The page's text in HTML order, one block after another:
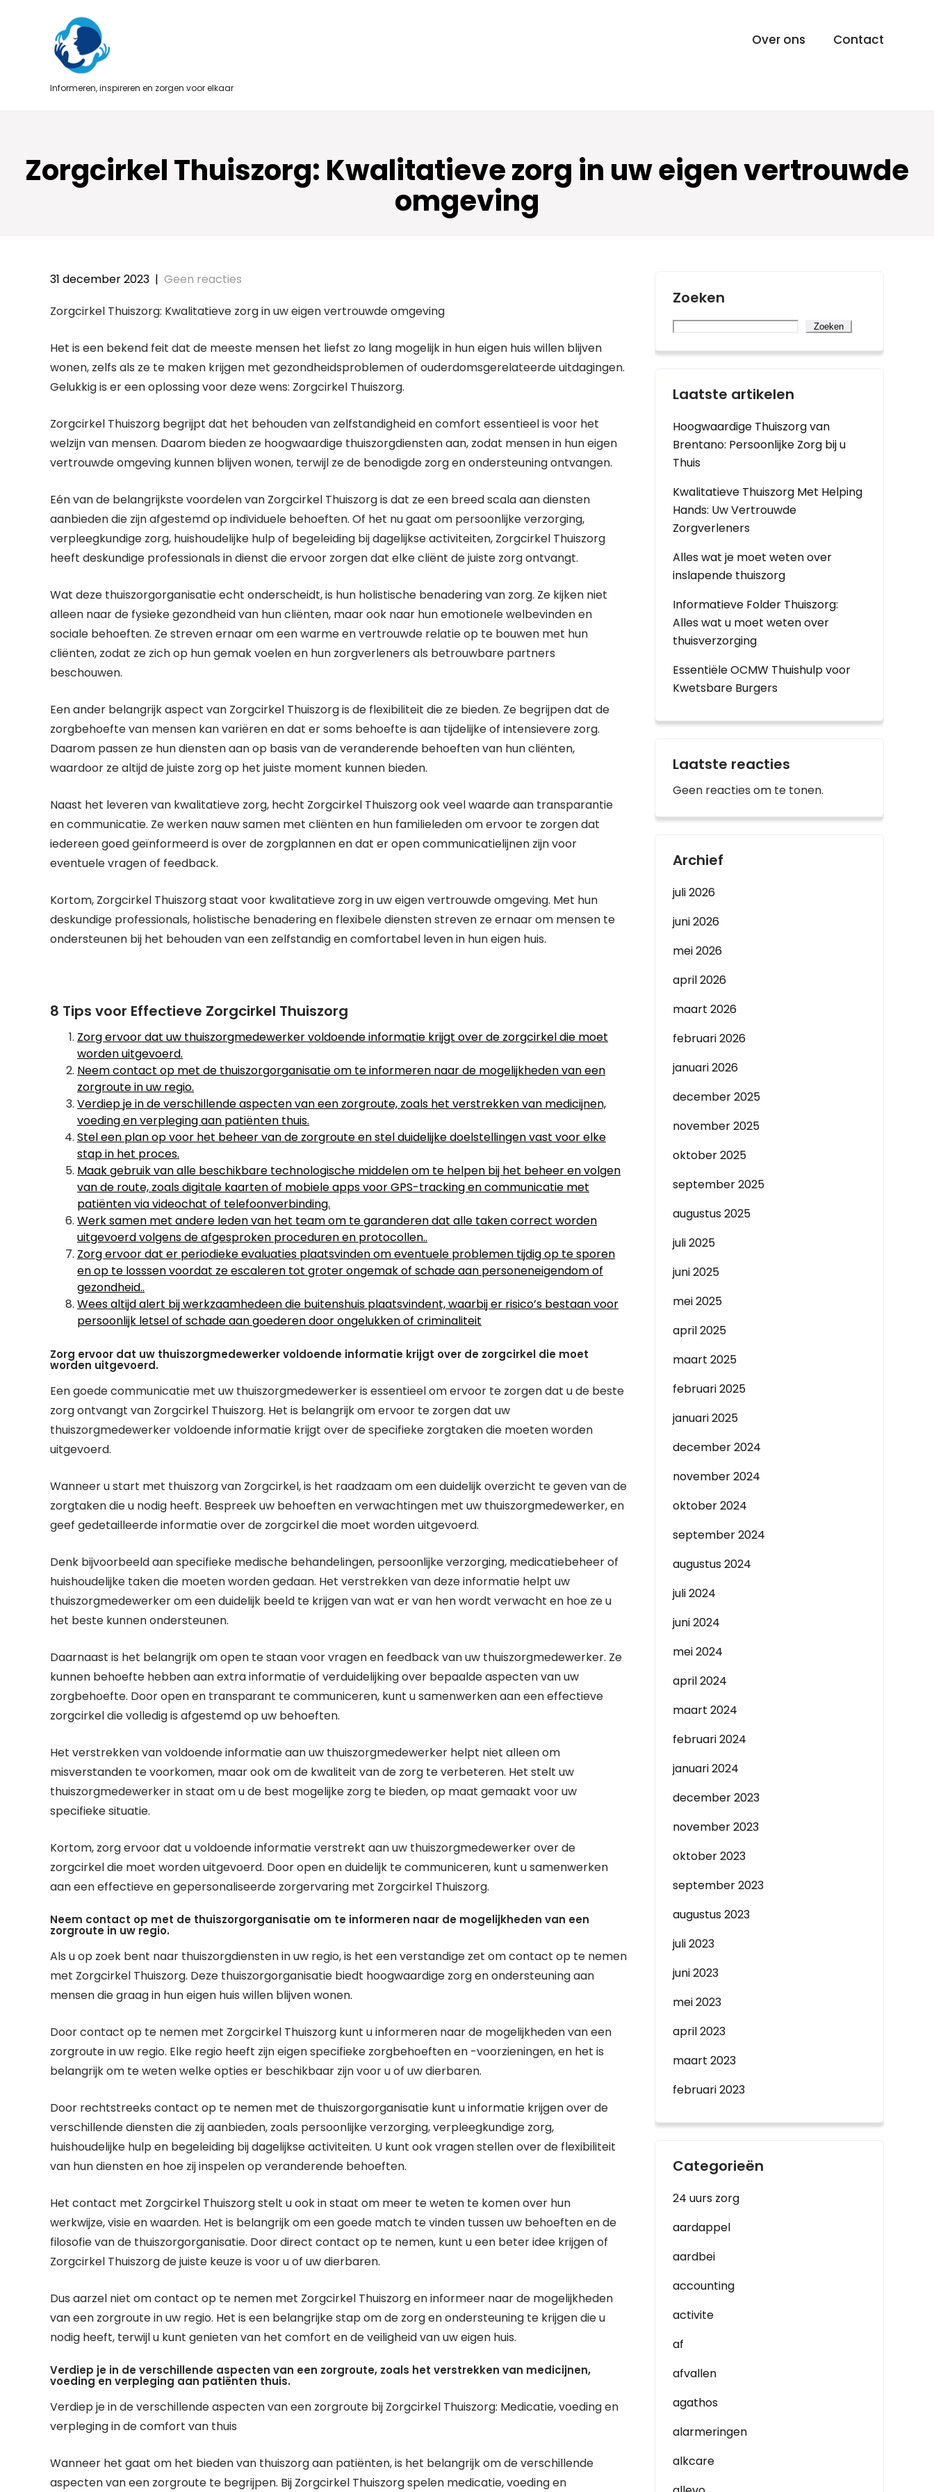
Informeren, inspireren en zorgen voor elkaar
Over ons Contact
Zorgcirkel Thuiszorg: Kwalitatieve zorg in uw eigen vertrouwde
omgeving
31 december 2023 | Geen reacties
Zorgcirkel Thuiszorg: Kwalitatieve zorg in uw eigen vertrouwde omgeving
Het is een bekend feit dat de meeste mensen het liefst zo lang mogelijk in hun eigen huis willen blijven
wonen, zelfs als ze te maken krijgen met gezondheidsproblemen of ouderdomsgerelateerde uitdagingen.
Gelukkig is er een oplossing voor deze wens: Zorgcirkel Thuiszorg.
Zorgcirkel Thuiszorg begrijpt dat het behouden van zelfstandigheid en comfort essentieel is voor het
welzijn van mensen. Daarom bieden ze hoogwaardige thuiszorgdiensten aan, zodat mensen in hun eigen
vertrouwde omgeving kunnen blijven wonen, terwijl ze de benodigde zorg en ondersteuning ontvangen.
Eén van de belangrijkste voordelen van Zorgcirkel Thuiszorg is dat ze een breed scala aan diensten
aanbieden die zijn afgestemd op individuele behoeften. Of het nu gaat om persoonlijke verzorging,
verpleegkundige zorg, huishoudelijke hulp of begeleiding bij dagelijkse activiteiten, Zorgcirkel Thuiszorg
heeft deskundige professionals in dienst die ervoor zorgen dat elke cliënt de juiste zorg ontvangt.
Wat deze thuiszorgorganisatie echt onderscheidt, is hun holistische benadering van zorg. Ze kijken niet
alleen naar de fysieke gezondheid van hun cliënten, maar ook naar hun emotionele welbevinden en
sociale behoeften. Ze streven ernaar om een warme en vertrouwde relatie op te bouwen met hun
cliënten, zodat ze zich op hun gemak voelen en hun zorgverleners als betrouwbare partners
beschouwen.
Een ander belangrijk aspect van Zorgcirkel Thuiszorg is de flexibiliteit die ze bieden. Ze begrijpen dat de
zorgbehoefte van mensen kan variëren en dat er soms behoefte is aan tijdelijke of intensievere zorg.
Daarom passen ze hun diensten aan op basis van de veranderende behoeften van hun cliënten,
waardoor ze altijd de juiste zorg op het juiste moment kunnen bieden.
Naast het leveren van kwalitatieve zorg, hecht Zorgcirkel Thuiszorg ook veel waarde aan transparantie
en communicatie. Ze werken nauw samen met cliënten en hun familieleden om ervoor te zorgen dat
iedereen goed geïnformeerd is over de zorgplannen en dat er open communicatielijnen zijn voor
eventuele vragen of feedback.
Kortom, Zorgcirkel Thuiszorg staat voor kwalitatieve zorg in uw eigen vertrouwde omgeving. Met hun
deskundige professionals, holistische benadering en flexibele diensten streven ze ernaar om mensen te
ondersteunen bij het behouden van een zelfstandig en comfortabel leven in hun eigen huis.
8 Tips voor Effectieve Zorgcirkel Thuiszorg
Zorg ervoor dat uw thuiszorgmedewerker voldoende informatie krijgt over de zorgcirkel die moet
worden uitgevoerd.
Neem contact op met de thuiszorgorganisatie om te informeren naar de mogelijkheden van een
zorgroute in uw regio.
Verdiep je in de verschillende aspecten van een zorgroute, zoals het verstrekken van medicijnen,
voeding en verpleging aan patiënten thuis.
Stel een plan op voor het beheer van de zorgroute en stel duidelijke doelstellingen vast voor elke
stap in het proces.
Maak gebruik van alle beschikbare technologische middelen om te helpen bij het beheer en volgen
van de route, zoals digitale kaarten of mobiele apps voor GPS-tracking en communicatie met
patiënten via videochat of telefoonverbinding.
Werk samen met andere leden van het team om te garanderen dat alle taken correct worden
uitgevoerd volgens de afgesproken proceduren en protocollen..
Zorg ervoor dat er periodieke evaluaties plaatsvinden om eventuele problemen tijdig op te sporen
en op te losssen voordat ze escaleren tot groter ongemak of schade aan personeneigendom of
gezondheid..
Wees altijd alert bij werkzaamhedeen die buitenshuis plaatsvindent, waarbij er risico’s bestaan ​​voor
persoonlijk letsel of schade aan goederen door ongelukken of criminaliteit
Zorg ervoor dat uw thuiszorgmedewerker voldoende informatie krijgt over de zorgcirkel die moet
worden uitgevoerd.
Een goede communicatie met uw thuiszorgmedewerker is essentieel om ervoor te zorgen dat u de beste
zorg ontvangt van Zorgcirkel Thuiszorg. Het is belangrijk om ervoor te zorgen dat uw
thuiszorgmedewerker voldoende informatie krijgt over de specifieke zorgtaken die moeten worden
uitgevoerd.
Wanneer u start met thuiszorg van Zorgcirkel, is het raadzaam om een duidelijk overzicht te geven van de
zorgtaken die u nodig heeft. Bespreek uw behoeften en verwachtingen met uw thuiszorgmedewerker, en
geef gedetailleerde informatie over de zorgcirkel die moet worden uitgevoerd.
Denk bijvoorbeeld aan specifieke medische behandelingen, persoonlijke verzorging, medicatiebeheer of
huishoudelijke taken die moeten worden gedaan. Het verstrekken van deze informatie helpt uw
thuiszorgmedewerker om een duidelijk beeld te krijgen van wat er van hen wordt verwacht en hoe ze u
het beste kunnen ondersteunen.
Daarnaast is het belangrijk om open te staan voor vragen en feedback van uw thuiszorgmedewerker. Ze
kunnen behoefte hebben aan extra informatie of verduidelijking over bepaalde aspecten van uw
zorgbehoefte. Door open en transparant te communiceren, kunt u samenwerken aan een effectieve
zorgcirkel die volledig is afgestemd op uw behoeften.
Het verstrekken van voldoende informatie aan uw thuiszorgmedewerker helpt niet alleen om
misverstanden te voorkomen, maar ook om de kwaliteit van de zorg te verbeteren. Het stelt uw
thuiszorgmedewerker in staat om u de best mogelijke zorg te bieden, op maat gemaakt voor uw
specifieke situatie.
Kortom, zorg ervoor dat u voldoende informatie verstrekt aan uw thuiszorgmedewerker over de
zorgcirkel die moet worden uitgevoerd. Door open en duidelijk te communiceren, kunt u samenwerken
aan een effectieve en gepersonaliseerde zorgervaring met Zorgcirkel Thuiszorg.
Neem contact op met de thuiszorgorganisatie om te informeren naar de mogelijkheden van een
zorgroute in uw regio.
Als u op zoek bent naar thuiszorgdiensten in uw regio, is het een verstandige zet om contact op te nemen
met Zorgcirkel Thuiszorg. Deze thuiszorgorganisatie biedt hoogwaardige zorg en ondersteuning aan
mensen die graag in hun eigen huis willen blijven wonen.
Door contact op te nemen met Zorgcirkel Thuiszorg kunt u informeren naar de mogelijkheden van een
zorgroute in uw regio. Elke regio heeft zijn eigen specifieke zorgbehoeften en -voorzieningen, en het is
belangrijk om te weten welke opties er beschikbaar zijn voor u of uw dierbaren.
Door rechtstreeks contact op te nemen met de thuiszorgorganisatie kunt u informatie krijgen over de
verschillende diensten die zij aanbieden, zoals persoonlijke verzorging, verpleegkundige zorg,
huishoudelijke hulp en begeleiding bij dagelijkse activiteiten. U kunt ook vragen stellen over de flexibiliteit
van hun diensten en hoe zij inspelen op veranderende behoeften.
Het contact met Zorgcirkel Thuiszorg stelt u ook in staat om meer te weten te komen over hun
werkwijze, visie en waarden. Het is belangrijk om een goede match te vinden tussen uw behoeften en de
filosofie van de thuiszorgorganisatie. Door direct contact op te nemen, kunt u een beter idee krijgen of
Zorgcirkel Thuiszorg de juiste keuze is voor u of uw dierbaren.
Dus aarzel niet om contact op te nemen met Zorgcirkel Thuiszorg en informeer naar de mogelijkheden
van een zorgroute in uw regio. Het is een belangrijke stap om de zorg en ondersteuning te krijgen die u
nodig heeft, terwijl u kunt genieten van het comfort en de veiligheid van uw eigen huis.
Verdiep je in de verschillende aspecten van een zorgroute, zoals het verstrekken van medicijnen,
voeding en verpleging aan patiënten thuis.
Verdiep je in de verschillende aspecten van een zorgroute bij Zorgcirkel Thuiszorg: Medicatie, voeding en
verpleging in de comfort van thuis
Wanneer het gaat om het bieden van thuiszorg aan patiënten, is het belangrijk om de verschillende
aspecten van een zorgroute te begrijpen. Bij Zorgcirkel Thuiszorg spelen medicatie, voeding en
Zoeken
Zoeken
Laatste artikelen
Hoogwaardige Thuiszorg van
Brentano: Persoonlijke Zorg bij u
Thuis
Kwalitatieve Thuiszorg Met Helping
Hands: Uw Vertrouwde
Zorgverleners
Alles wat je moet weten over
inslapende thuiszorg
Informatieve Folder Thuiszorg:
Alles wat u moet weten over
thuisverzorging
Essentiële OCMW Thuishulp voor
Kwetsbare Burgers
Laatste reacties
Geen reacties om te tonen.
Archief
juli 2026
juni 2026
mei 2026
april 2026
maart 2026
februari 2026
januari 2026
december 2025
november 2025
oktober 2025
september 2025
augustus 2025
juli 2025
juni 2025
mei 2025
april 2025
maart 2025
februari 2025
januari 2025
december 2024
november 2024
oktober 2024
september 2024
augustus 2024
juli 2024
juni 2024
mei 2024
april 2024
maart 2024
februari 2024
januari 2024
december 2023
november 2023
oktober 2023
september 2023
augustus 2023
juli 2023
juni 2023
mei 2023
april 2023
maart 2023
februari 2023
Categorieën
24 uurs zorg
aardappel
aardbei
accounting
activite
af
afvallen
agathos
alarmeringen
alkcare